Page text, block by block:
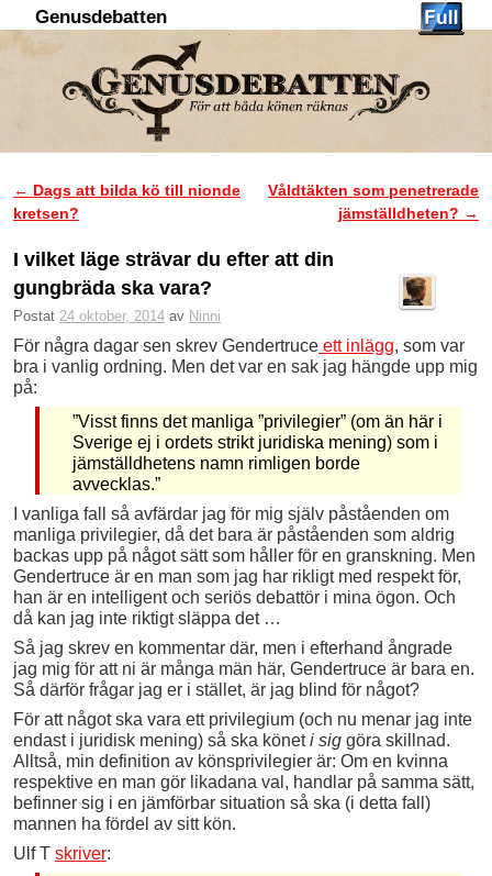
Genusdebatten
Inläggsnavigering
← Dags att bilda kö till nionde
kretsen?
Våldtäkten som penetrerade
jämställdheten? →
I vilket läge strävar du efter att din
gungbräda ska vara?
Postat 24 oktober, 2014 av Ninni
För några dagar sen skrev Gendertruce ett inlägg, som var
bra i vanlig ordning. Men det var en sak jag hängde upp mig
på:
”Visst finns det manliga ”privilegier” (om än här i
Sverige ej i ordets strikt juridiska mening) som i
jämställdhetens namn rimligen borde
avvecklas.”
I vanliga fall så avfärdar jag för mig själv påståenden om
manliga privilegier, då det bara är påståenden som aldrig
backas upp på något sätt som håller för en granskning. Men
Gendertruce är en man som jag har rikligt med respekt för,
han är en intelligent och seriös debattör i mina ögon. Och
då kan jag inte riktigt släppa det …
Så jag skrev en kommentar där, men i efterhand ångrade
jag mig för att ni är många män här, Gendertruce är bara en.
Så därför frågar jag er i stället, är jag blind för något?
För att något ska vara ett privilegium (och nu menar jag inte
endast i juridisk mening) så ska köneti sig göra skillnad.
Alltså, min definition av könsprivilegier är: Om en kvinna
respektive en man gör likadana val, handlar på samma sätt,
befinner sig i en jämförbar situation så ska (i detta fall)
mannen ha fördel av sitt kön.
Ulf T skriver: